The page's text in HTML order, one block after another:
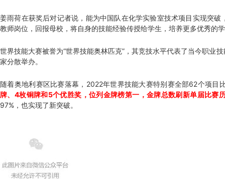
姜雨荷在获奖后对记者说，能为中国队在化学实验室技术项目实现突
教师岗位，回报母校，将自身的技能经验传授给学生，培养更多优秀的
世界技能大赛被誉为“世界技能奥林匹克”，其竞技水平代表了当今职业
家分散举办。
随着奥地利赛区比赛落幕，2022年世界技能大赛特别赛全部62个项目
牌、4枚铜牌和5个优胜奖，位列金牌榜第一，金牌总数刷新单届比赛
97%，也实现了新突破。